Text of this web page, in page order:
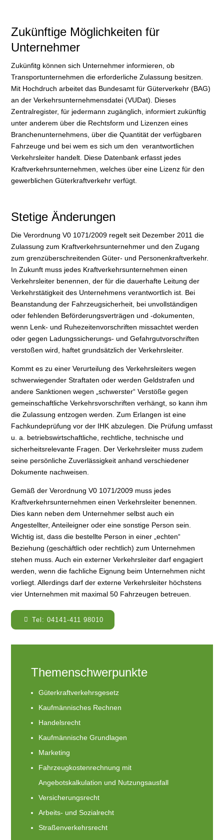
Zukünftige Möglichkeiten für
Unternehmer
Zukünfitg können sich Unternehmer informieren, ob
Transportunternehmen die erforderliche Zulassung besitzen.
Mit Hochdruch arbeitet das Bundesamt für Güterverkehr (BAG)
an der Verkehrsunternehmensdatei (VUDat). Dieses
Zentralregister, für jedermann zugänglich, informiert zukünftig
unter anderem über die Rechtsform und Lizenzen eines
Branchenunternehmens, über die Quantität der verfügbaren
Fahrzeuge und bei wem es sich um den verantwortlichen
Verkehrsleiter handelt. Diese Datenbank erfasst jedes
Kraftverkehrsunternehmen, welches über eine Lizenz für den
gewerblichen Güterkraftverkehr verfügt.
Stetige Änderungen
Die Verordnung V0 1071/2009 regelt seit Dezember 2011 die
Zulassung zum Kraftverkehrsunternehmer und den Zugang
zum grenzüberschreitenden Güter- und Personenkraftverkehr.
In Zukunft muss jedes Kraftverkehrsunternehmen einen
Verkehrsleiter benennen, der für die dauerhafte Leitung der
Verkehrstätigkeit des Unternehmens verantwortlich ist. Bei
Beanstandung der Fahrzeugsicherheit, bei unvollständigen
oder fehlenden Beförderungsverträgen und -dokumenten,
wenn Lenk- und Ruhezeitenvorschriften missachtet werden
oder gegen Ladungssicherungs- und Gefahrgutvorschriften
verstoßen wird, haftet grundsätzlich der Verkehrsleiter.
Kommt es zu einer Verurteilung des Verkehrsleiters wegen
schwerwiegender Straftaten oder werden Geldstrafen und
andere Sanktionen wegen „schwerster“ Verstöße gegen
gemeinschaftliche Verkehrsvorschriften verhängt, so kann ihm
die Zulassung entzogen werden. Zum Erlangen ist eine
Fachkundeprüfung vor der IHK abzulegen. Die Prüfung umfasst
u. a. betriebswirtschaftliche, rechtliche, technische und
sicherheitsrelevante Fragen. Der Verkehrsleiter muss zudem
seine persönliche Zuverlässigkeit anhand verschiedener
Dokumente nachweisen.
Gemäß der Verordnung V0 1071/2009 muss jedes
Kraftverkehrsunternehmen einen Verkehrsleiter benennen.
Dies kann neben dem Unternehmer selbst auch ein
Angestellter, Anteileigner oder eine sonstige Person sein.
Wichtig ist, dass die bestellte Person in einer „echten“
Beziehung (geschäftlich oder rechtlich) zum Unternehmen
stehen muss. Auch ein externer Verkehrsleiter darf engagiert
werden, wenn die fachliche Eignung beim Unternehmen nicht
vorliegt. Allerdings darf der externe Verkehrsleiter höchstens
vier Unternehmen mit maximal 50 Fahrzeugen betreuen.
Tel: 04141-411 98010
Themenschwerpunkte
Güterkraftverkehrsgesetz
Kaufmännisches Rechnen
Handelsrecht
Kaufmännische Grundlagen
Marketing
Fahrzeugkostenrechnung mit
Angebotskalkulation und Nutzungsausfall
Versicherungsrecht
Arbeits- und Sozialrecht
Straßenverkehrsrecht